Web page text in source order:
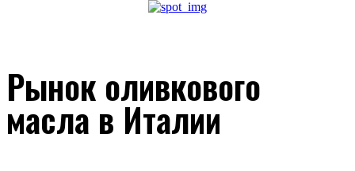
Рынок оливкового
масла в Италии